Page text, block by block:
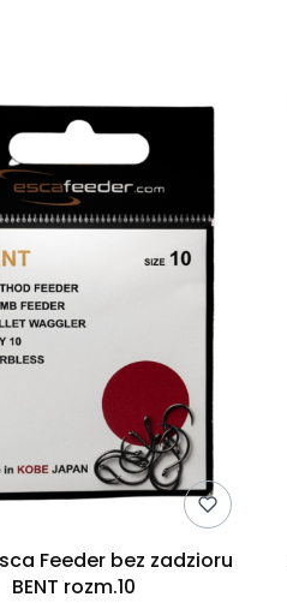
Feeder bez zadzioru
BENT rozm.10